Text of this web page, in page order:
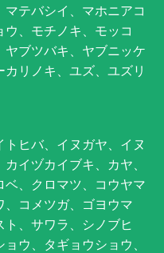
テバシイ、マホニアコ
、モチノキ、モッコ
ブツバキ、ヤブニッケ
リノキ、ユズ、ユズリ
ヒバ、イヌガヤ、イヌ
イヅカイブキ、カヤ、
、クロマツ、コウヤマ
コメツガ、ゴヨウマ
、サワラ、シノブヒ
ウ、タギョウショウ、